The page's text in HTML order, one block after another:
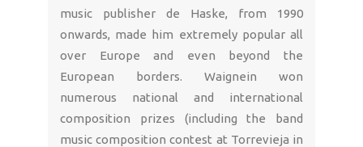
music publisher de Haske, from 1990
onwards, made him extremely popular all
over Europe and even beyond the
European borders. Waignein won
numerous national and international
composition prizes (including the band
music composition contest at Torrevieja in